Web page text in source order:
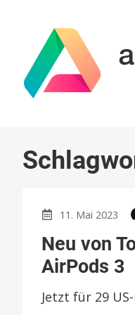
11. Mai 2023
Neu von
AirPods 3
Jetzt für 29